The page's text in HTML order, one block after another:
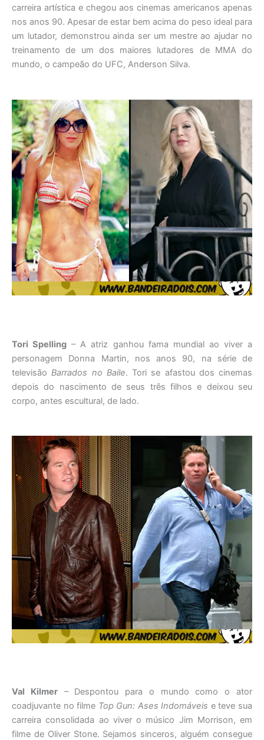
carreira artística e chegou aos cinemas americanos apenas
nos anos 90. Apesar de estar bem acima do peso ideal para
um lutador, demonstrou ainda ser um mestre ao ajudar no
treinamento de um dos maiores lutadores de MMA do
mundo, o campeão do UFC, Anderson Silva.
Tori Spelling – A atriz ganhou fama mundial ao viver a
personagem Donna Martin, nos anos 90, na série de
televisão Barrados no Baile. Tori se afastou dos cinemas
depois do nascimento de seus três filhos e deixou seu
corpo, antes escultural, de lado.
Val Kilmer– Despontou para o mundo como o ator
coadjuvante no filme Top Gun: Ases Indomáveis e teve sua
carreira consolidada ao viver o músico Jim Morrison, em
filme de Oliver Stone. Sejamos sinceros, alguém consegue